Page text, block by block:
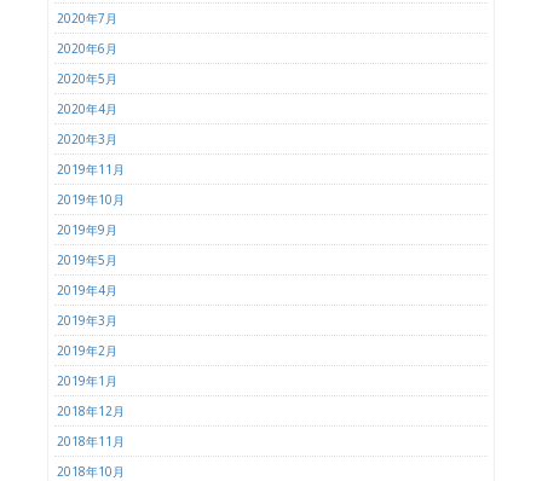
2020年7月
2020年6月
2020年5月
2020年4月
2020年3月
2019年11月
2019年10月
2019年9月
2019年5月
2019年4月
2019年3月
2019年2月
2019年1月
2018年12月
2018年11月
2018年10月